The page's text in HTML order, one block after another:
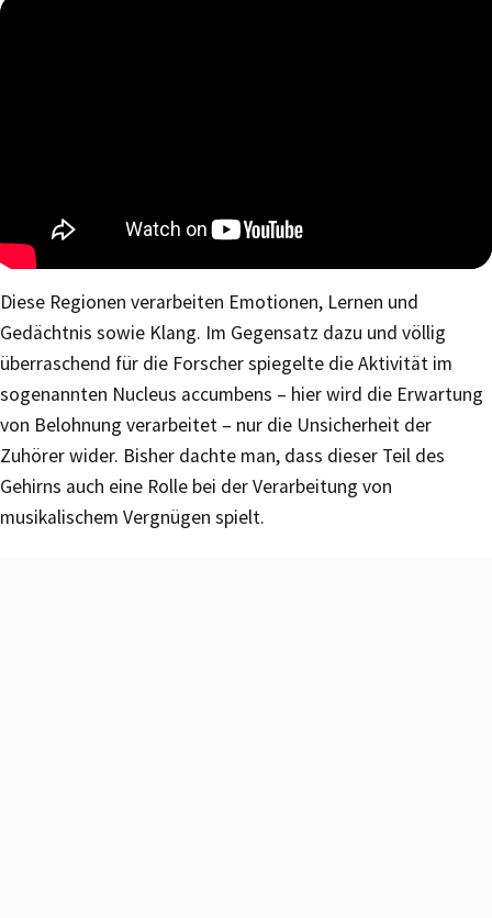
Diese Regionen verarbeiten Emotionen, Lernen und
Gedächtnis sowie Klang. Im Gegensatz dazu und völlig
überraschend für die Forscher spiegelte die Aktivität im
sogenannten Nucleus accumbens – hier wird die Erwartung
von Belohnung verarbeitet – nur die Unsicherheit der
Zuhörer wider. Bisher dachte man, dass dieser Teil des
Gehirns auch eine Rolle bei der Verarbeitung von
musikalischem Vergnügen spielt.